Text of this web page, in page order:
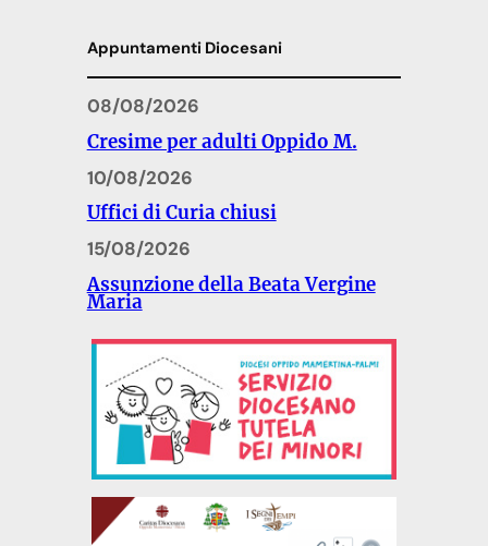
Appuntamenti Diocesani
08/08/2026
Cresime per adulti Oppido M.
10/08/2026
Uffici di Curia chiusi
15/08/2026
Assunzione della Beata Vergine
Maria